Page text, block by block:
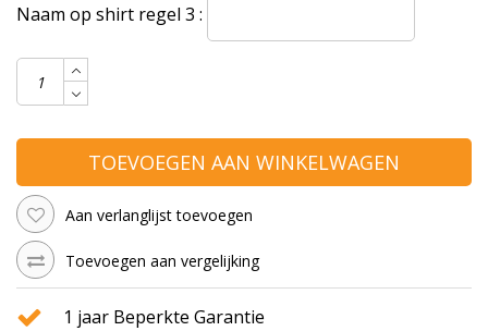
Naam op shirt regel 3 :
TOEVOEGEN AAN WINKELWAGEN
Aan verlanglijst toevoegen
Toevoegen aan vergelijking
1 jaar Beperkte Garantie